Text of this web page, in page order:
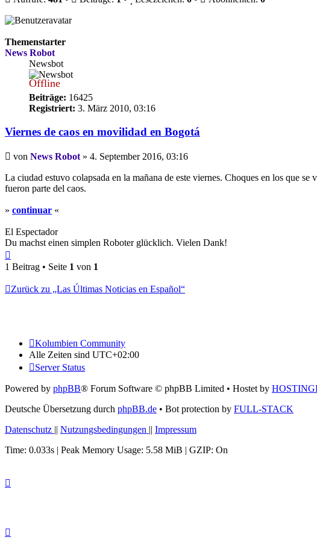
Themenstarter
News Robot
Newsbot
Offline
Beiträge: 16425
Registriert: 3. März 2010, 03:16
Viernes de caos en movilidad en Bogotá
Beitrag
von News Robot » 4. September 2016, 03:16
La ciudad estuvo colapsada en la mañana de este viernes. Choques en los que
fueron parte del caos.
» continuar «
El Espectador
Du machst einen simplen Roboter glücklich. Vielen Dank!
oben
1 Beitrag • Seite 1 von 1
Zurück zu „Las Últimas Noticias en Español“
Kolumbien Community
Alle Zeiten sind UTC+02:00
Server Status
Powered by phpBB® Forum Software © phpBB Limited • Hostet by
Deutsche Übersetzung durch phpBB.de • Bot protection by FULL-STACK
Datenschutz || Nutzungsbedingungen || Impressum
Time: 0.033s | Peak Memory Usage: 5.58 MiB | GZIP: On